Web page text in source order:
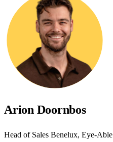
Arion Doornbos
Head of Sales Benelux, Eye-Able